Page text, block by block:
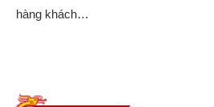
hàng khách…